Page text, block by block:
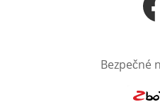
Bezpečné